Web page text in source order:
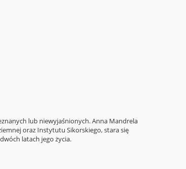
lub niewyjaśnionych. Anna Mandrela
oraz Instytutu Sikorskiego, stara się
latach jego życia.